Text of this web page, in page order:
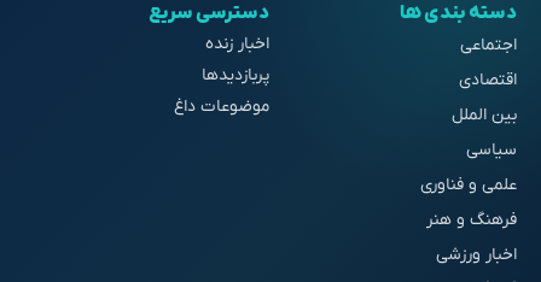
دسته بندی ها
اجتماعی
اقتصادی
بین الملل
سیاسی
علمی و فناوری
فرهنگ و هنر
اخبار ورزشی
دسترسی سریع
اخبار زنده
پربازدیدها
موضوعات داغ